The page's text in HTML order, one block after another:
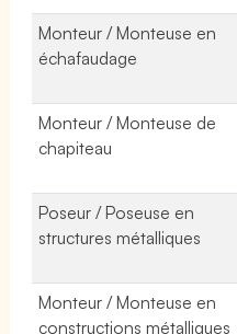
Monteur / Monteuse en
échafaudage
Monteur / Monteuse de
chapiteau
Poseur / Poseuse en
structures métalliques
Monteur / Monteuse en
constructions métalliques